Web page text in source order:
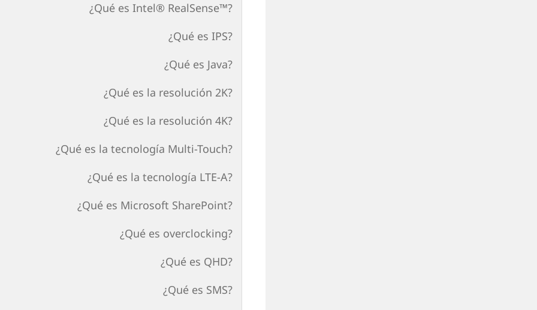
¿Qué es Intel® RealSense™?
¿Qué es IPS?
¿Qué es Java?
¿Qué es la resolución 2K?
¿Qué es la resolución 4K?
¿Qué es la tecnología Multi-Touch?
¿Qué es la tecnología LTE-A?
¿Qué es Microsoft SharePoint?
¿Qué es overclocking?
¿Qué es QHD?
¿Qué es SMS?